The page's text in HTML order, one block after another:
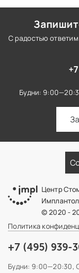
С радостью
Будни:
Центр
© 2020 -
Политика
+7 (495) 939-
Будни: 9:00—20:30,